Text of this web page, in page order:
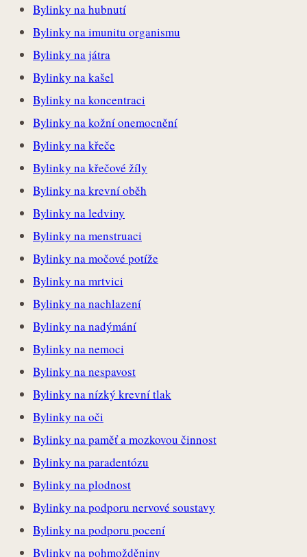
Bylinky na hubnutí
Bylinky na imunitu organismu
Bylinky na játra
Bylinky na kašel
Bylinky na koncentraci
Bylinky na kožní onemocnění
Bylinky na křeče
Bylinky na křečové žíly
Bylinky na krevní oběh
Bylinky na ledviny
Bylinky na menstruaci
Bylinky na močové potíže
Bylinky na mrtvici
Bylinky na nachlazení
Bylinky na nadýmání
Bylinky na nemoci
Bylinky na nespavost
Bylinky na nízký krevní tlak
Bylinky na oči
Bylinky na paměť a mozkovou činnost
Bylinky na paradentózu
Bylinky na plodnost
Bylinky na podporu nervové soustavy
Bylinky na podporu pocení
Bylinky na pohmožděniny